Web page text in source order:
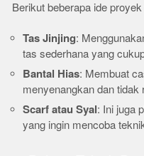
Berikut beberapa ide
Tas Jinjing:
tas sederhana yang
Bantal Hias: Membuat
menyenangkan dan tidak
Scarf atau Syal: Ini juga
yang ingin mencoba